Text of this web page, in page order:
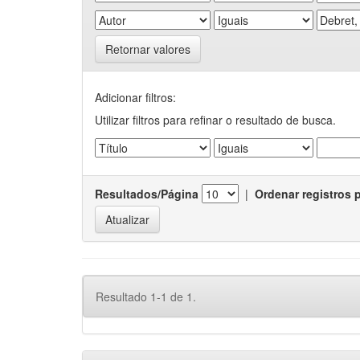
Retornar valores
Adicionar filtros:
Utilizar filtros para refinar o resultado de busca.
Resultados/Página | Ordenar registros
Resultado 1-1 de 1.